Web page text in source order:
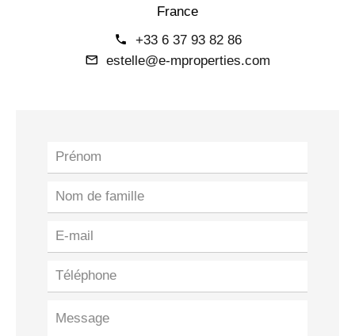
France
+33 6 37 93 82 86
estelle@e-mproperties.com